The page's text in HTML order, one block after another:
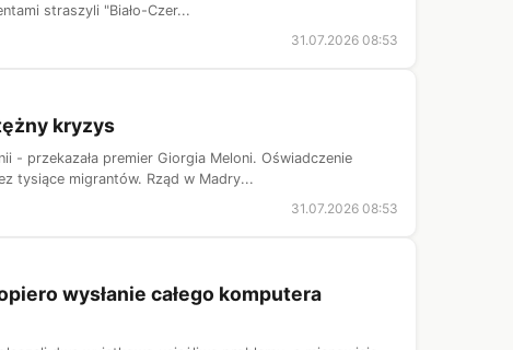
straszyli "Biało-Czer...
31.07.2026 08:53
kryzys
- przekazała premier Giorgia Meloni. Oświadczenie
tysiące migrantów. Rząd w Madry...
31.07.2026 08:53
wysłanie całego komputera